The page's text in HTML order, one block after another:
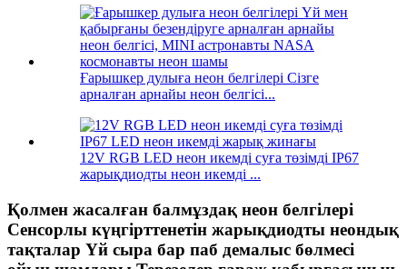
Ғарышкер дулыға неон белгілері Сізге
арналған арнайы неон белгісі...
12V RGB LED неон икемді суға төзімді IP67
жарықдиодты неон икемді ...
Қолмен жасалған балмұздақ неон белгілері
Сенсорлы күңгірттенетін жарықдиодты неондық
тақталар Үй сыра бар паб демалыс бөлмесі